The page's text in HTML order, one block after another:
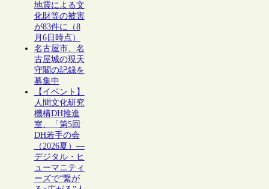
地震による文
化財等の被害
が83件に（8
月6日時点）
名古屋市、名
古屋城の現天
守閣の記録を
募集中
【イベント】
人間文化研究
機構DH推進
室、「第5回
DH若手の会
（2026夏）―
デジタル・ヒ
ューマニティ
ーズで“繋が